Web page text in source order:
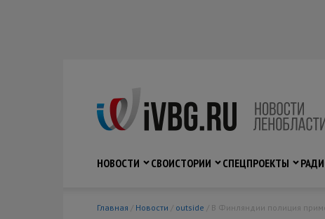
НОВОСТИ
СВОИСТОРИИ СПЕЦПРОЕКТЫ
Главная / Новости / outside / В Финляндии полиция